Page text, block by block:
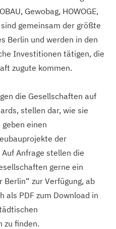
Gewobag, HOWOGE,
sind gemeinsam der größte
Berlin und werden in den
Investitionen tätigen, die
zugute kommen.
die Gesellschaften auf
stellen dar, wie sie
einen
der
Anfrage stellen die
gerne ein
Berlin“ zur Verfügung, ab
als PDF zum Download in
zu finden.